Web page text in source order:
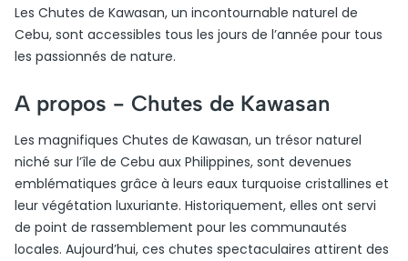
Les Chutes de Kawasan, un incontournable naturel de
Cebu, sont accessibles tous les jours de l’année pour tous
les passionnés de nature.
A propos - Chutes de Kawasan
Les magnifiques Chutes de Kawasan, un trésor naturel
niché sur l’île de Cebu aux Philippines, sont devenues
emblématiques grâce à leurs eaux turquoise cristallines et
leur végétation luxuriante. Historiquement, elles ont servi
de point de rassemblement pour les communautés
locales. Aujourd’hui, ces chutes spectaculaires attirent des